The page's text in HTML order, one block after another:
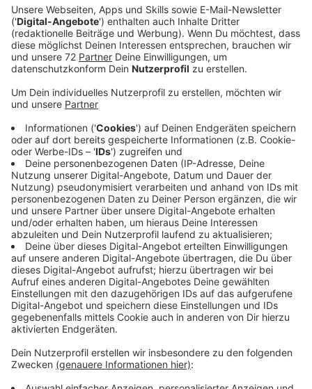
Anzeige
Mit ihrer neuen Single "Head Held High" veröffentlicht
niederländische Sängerin über Menschen, die hinter
Ende, wie stark und mutig sie doch ist. Mit intensiven
Beats und dem Abriss eines ganzen Schrottplatzes im
Musikvideo unterstreicht SERA ihre Empowerment-
Botschaft. Nachdem die Niederländerin 2019 einen
Song mit Justin Bieber live auf TikTok performte,
nahm ihre Gesangskarriere schnell Fahrt auf. Nach
etlichen Coversongs ist "Head Held High" nun ihre
vierte Single.
Anzeige
Wir benötigen Ihre
Zustimmung, um den YouTube
Video-Service zu laden!